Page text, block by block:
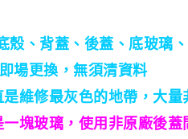
殼、 背蓋、後蓋、底玻璃
場更換，無須清資料
維修最灰色的地帶，大
塊玻璃，使用非原廠後蓋